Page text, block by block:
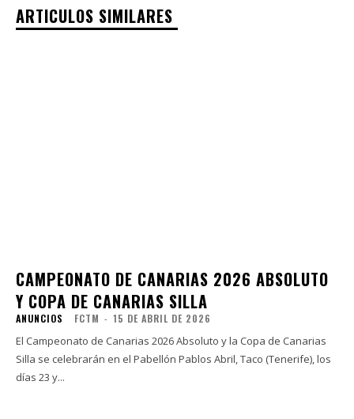
ARTICULOS SIMILARES
CAMPEONATO DE CANARIAS 2026 ABSOLUTO
Y COPA DE CANARIAS SILLA
ANUNCIOS FCTM - 15 DE ABRIL DE 2026
El Campeonato de Canarias 2026 Absoluto y la Copa de Canarias
Silla se celebrarán en el Pabellón Pablos Abril, Taco (Tenerife), los
días 23 y...